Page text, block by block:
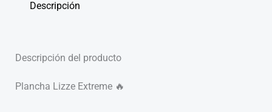
Descripción
Descripción del producto
Plancha Lizze Extreme 🔥